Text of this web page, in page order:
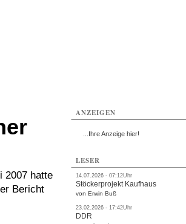
2007 hatte
Bericht
ANZEIGEN
...Ihre Anzeige hier!
LESER
14.07.2026 - 07:12Uhr
Stöckerprojekt Kaufhaus
von Erwin Buß
23.02.2026 - 17:42Uhr
DDR